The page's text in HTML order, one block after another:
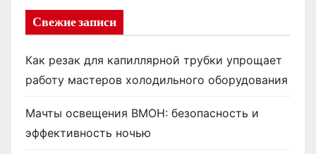
Свежие записи
Как резак для капиллярной трубки упрощает
работу мастеров холодильного оборудования
Мачты освещения ВМОН: безопасность и
эффективность ночью